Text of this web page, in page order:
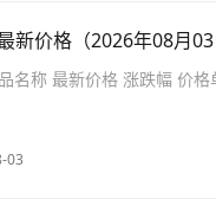
新价格（2026年08月03
名称 最新价格 涨跌幅 价
03